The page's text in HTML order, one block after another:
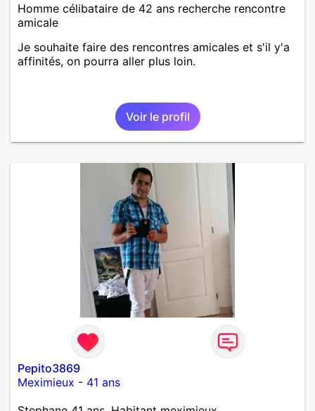
Homme célibataire de 42 ans recherche rencontre
amicale
Je souhaite faire des rencontres amicales et s'il y'a
affinités, on pourra aller plus loin.
Voir le profil
Pepito3869
Meximieux - 41 ans